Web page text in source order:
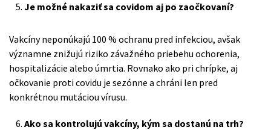
Je možné nakaziť sa covidom aj po zaočkovaní?
Vakcíny neponúkajú 100 % ochranu pred infekciou, avšak
významne znižujú riziko závažného priebehu ochorenia,
hospitalizácie alebo úmrtia. Rovnako ako pri chrípke, aj
očkovanie proti covidu je sezónne a chráni len pred
konkrétnou mutáciou vírusu.
Ako sa kontrolujú vakcíny, kým sa dostanú na trh?